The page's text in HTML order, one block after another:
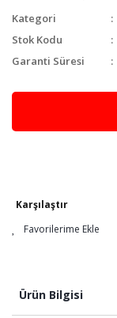
Kategori
Stok Kodu
Garanti Süresi
Karşılaştır
Ürün Bilgisi